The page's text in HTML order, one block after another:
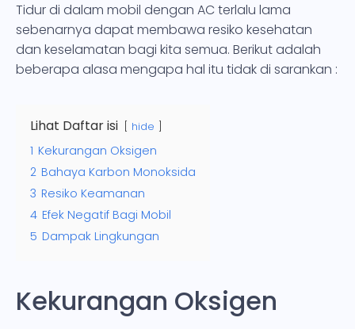
Tidur di dalam mobil dengan AC terlalu lama
sebenarnya dapat membawa resiko kesehatan
dan keselamatan bagi kita semua. Berikut adalah
beberapa alasa mengapa hal itu tidak di sarankan :
Lihat Daftar isi hide
1 Kekurangan Oksigen
2 Bahaya Karbon Monoksida
3 Resiko Keamanan
4 Efek Negatif Bagi Mobil
5 Dampak Lingkungan
Kekurangan Oksigen